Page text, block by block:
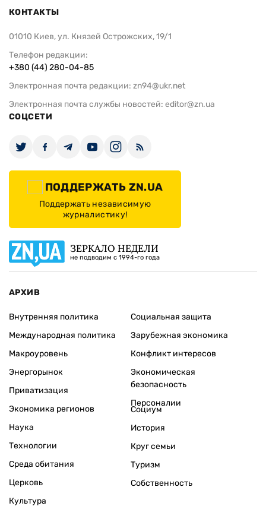
КОНТАКТЫ
01010 Киев, ул. Князей Острожских, 19/1
Телефон редакции:
+380 (44) 280-04-85
Электронная почта редакции: zn94@ukr.net
Электронная почта службы новостей: editor@zn.ua
СОЦСЕТИ
ПОДДЕРЖАТЬ ZN.UA
Поддержать независимую
журналистику!
ЗЕРКАЛО НЕДЕЛИ
не подводим с 1994-го года
АРХИВ
Внутренняя политика
Международная политика
Макроуровень
Энергорынок
Приватизация
Экономика регионов
Социальная защита
Зарубежная экономика
Конфликт интересов
Экономическая
безопасность
Персоналии
Наука
Технологии
Среда обитания
Церковь
Культура
Социум
История
Круг семьи
Туризм
Собственность